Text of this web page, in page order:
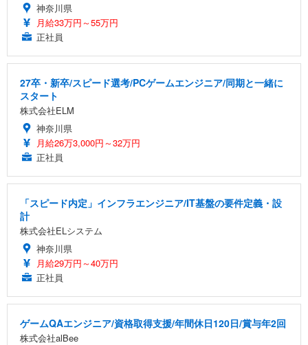
神奈川県
月給33万円～55万円
正社員
27卒・新卒/スピード選考/PCゲームエンジニア/同期と一緒に
スタート
株式会社ELM
神奈川県
月給26万3,000円～32万円
正社員
「スピード内定」インフラエンジニア/IT基盤の要件定義・設
計
株式会社ELシステム
神奈川県
月給29万円～40万円
正社員
ゲームQAエンジニア/資格取得支援/年間休日120日/賞与年2回
株式会社alBee